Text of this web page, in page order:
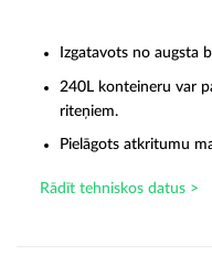
Izgatavots no augsta
240L konteineru var
riteņiem.
Pielāgots atkritumu
Rādīt tehniskos datus >